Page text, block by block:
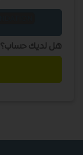
هل لديك حساب؟